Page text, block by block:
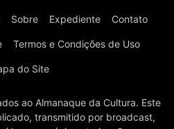
Sobre Expediente Contato
Termos e Condições de Uso
do Site
ao Almanaque da Cultura. Este
transmitido por broadcast,